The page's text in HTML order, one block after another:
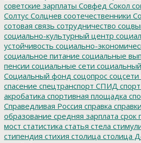
советские зарплаты Совфед Сокол
Солтус Солцнев соотечественники
сотовая связь сотрудничество
социально-культурный центр
устойчивость социально-
социальное питание социальные
пенсии социальные сети
Социальный фонд соцопрос соцсети
спасение спецтранспорт СПИД спорт
акробатика спортивная площадка
Справедливая Россия справка справки
образование средняя зарплата срок
мост статистика статья стела
стипендия стихия столица столица